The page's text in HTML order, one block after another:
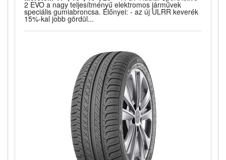
2 EVO a nagy teljesítményű elektromos járművek
speciális gumiabroncsa. Előnyei: - az új ULRR keverék
15%-kal jobb gördül...